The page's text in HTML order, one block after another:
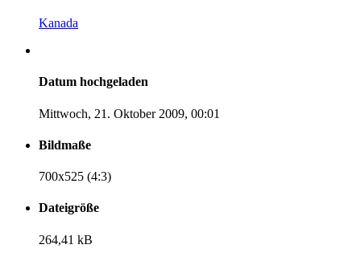
Kanada
Datum hochgeladen
Mittwoch, 21. Oktober 2009, 00:01
Bildmaße
700x525 (4:3)
Dateigröße
264,41 kB